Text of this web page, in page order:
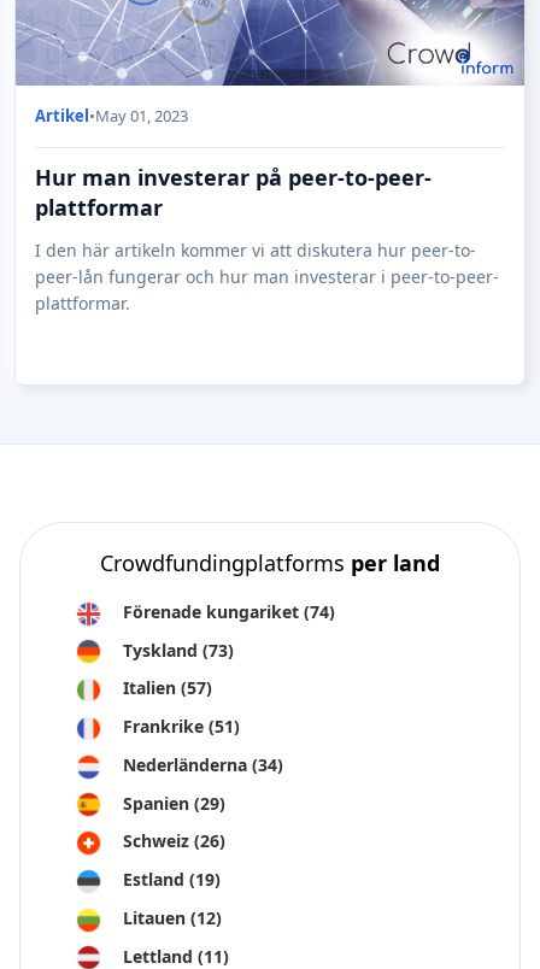
Artikel•May 01, 2023
Hur man investerar på peer-to-peer-
plattformar
I den här artikeln kommer vi att diskutera hur peer-to-
peer-lån fungerar och hur man investerar i peer-to-peer-
plattformar.
Crowdfundingplatforms per land
Förenade kungariket (74)
Tyskland (73)
Italien (57)
Frankrike (51)
Nederländerna (34)
Spanien (29)
Schweiz (26)
Estland (19)
Litauen (12)
Lettland (11)